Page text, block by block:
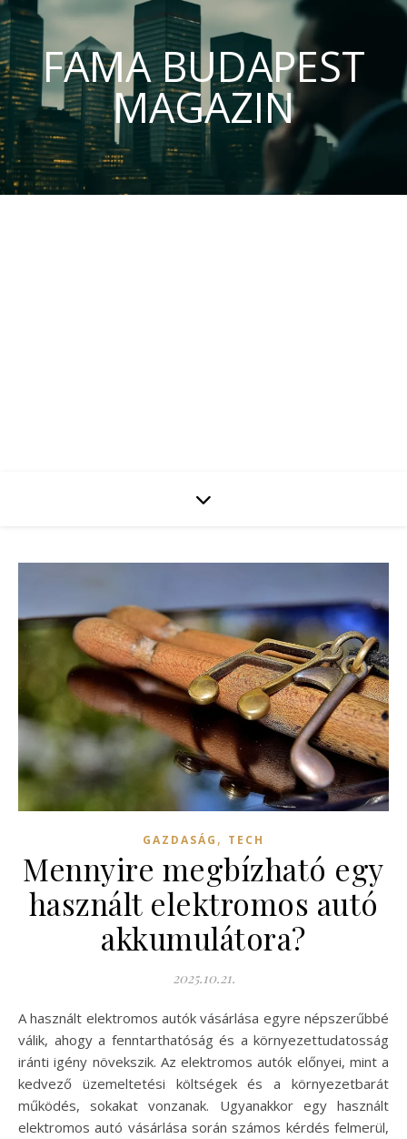
FAMA BUDAPEST
MAGAZIN
GAZDASÁG , TECH
Mennyire megbízható egy
használt elektromos autó
akkumulátora?
2025.10.21.
A használt elektromos autók vásárlása egyre népszerűbbé
válik, ahogy a fenntarthatóság és a környezettudatosság
iránti igény növekszik. Az elektromos autók előnyei, mint a
kedvező üzemeltetési költségek és a környezetbarát
működés, sokakat vonzanak. Ugyanakkor egy használt
elektromos autó vásárlása során számos kérdés felmerül,